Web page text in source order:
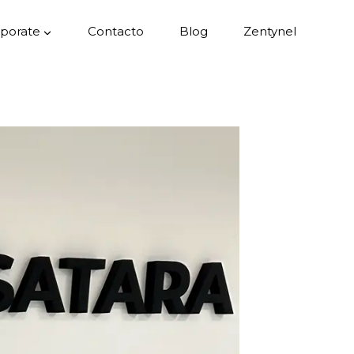
Contacto Blog Zentynel